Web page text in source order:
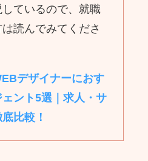
ているので、就職
読んでみてくださ
デザイナーにおす
ント5選｜求人・サ
比較！